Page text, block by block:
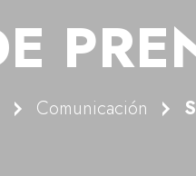
Comunicación